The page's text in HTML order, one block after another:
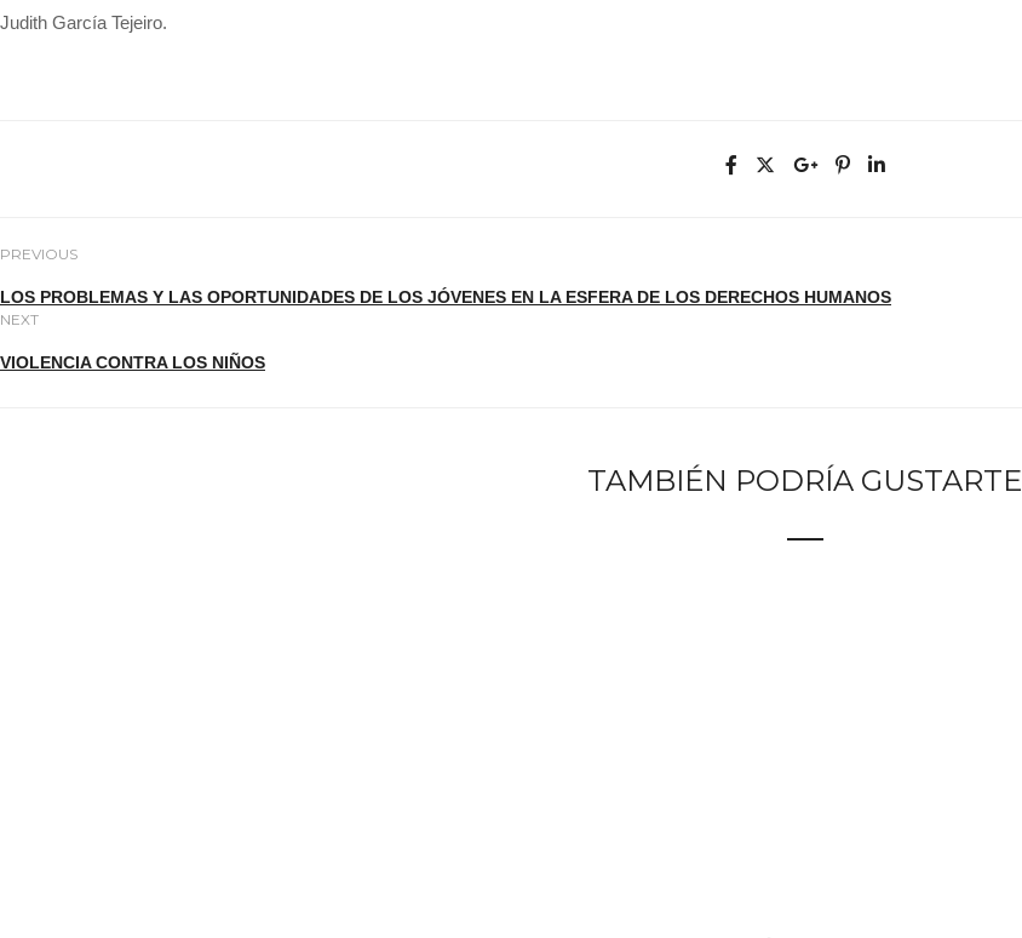
Judith García Tejeiro.
PREVIOUS
LOS PROBLEMAS Y LAS OPORTUNIDADES DE LOS JÓVENES EN LA ESFERA DE LOS DERECHOS HUMANOS
NEXT
VIOLENCIA CONTRA LOS NIÑOS
TAMBIÉN PODRÍA GUSTARTE